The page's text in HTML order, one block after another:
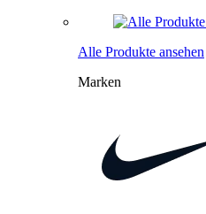
Alle Produkte ansehen
Marken